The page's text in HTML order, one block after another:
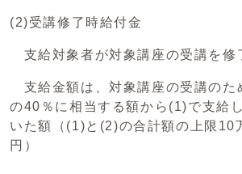
(2)受講修了時給付金
支給対象者が対象講座の受講を修
支給金額は、対象講座の受講のた
の40％に相当する額から(1)で支給
いた額（(1)と(2)の合計額の上限10
円）